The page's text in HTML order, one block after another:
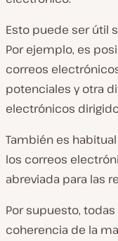
Esto puede ser útil
Por ejemplo, es
correos
potenciales y otra
electrónicos
También es
los correos
abreviada para las
Por supuesto,
coherencia de la